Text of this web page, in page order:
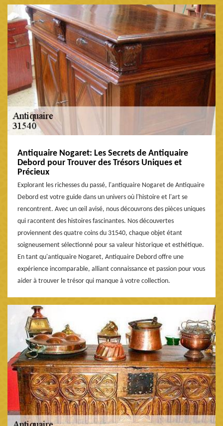
Antiquaire Nogaret: Les Secrets de Antiquaire
Debord pour Trouver des Trésors Uniques et
Précieux
Explorant les richesses du passé, l'antiquaire Nogaret de Antiquaire
Debord est votre guide dans un univers où l'histoire et l'art se
rencontrent. Avec un œil avisé, nous découvrons des pièces uniques
qui racontent des histoires fascinantes. Nos découvertes
proviennent des quatre coins du 31540, chaque objet étant
soigneusement sélectionné pour sa valeur historique et esthétique.
En tant qu'antiquaire Nogaret, Antiquaire Debord offre une
expérience incomparable, alliant connaissance et passion pour vous
aider à trouver le trésor qui manque à votre collection.